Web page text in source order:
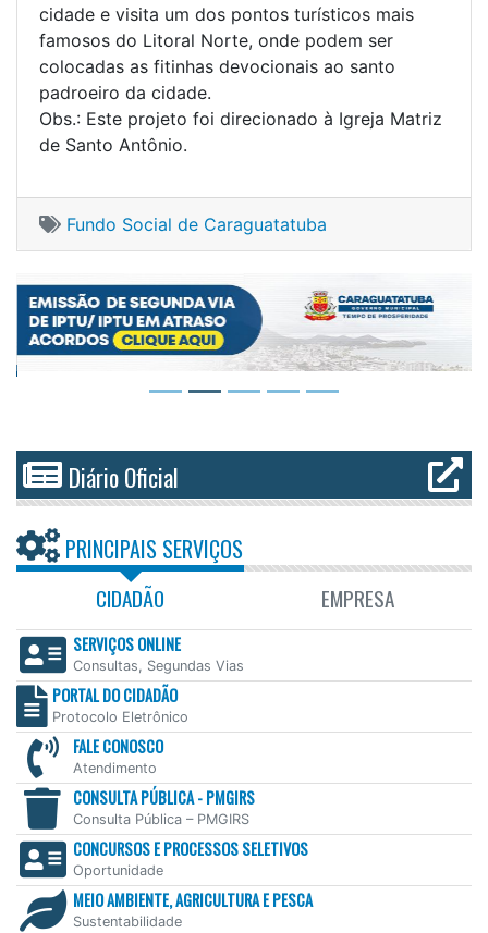
cidade e visita um dos pontos turísticos mais
famosos do Litoral Norte, onde podem ser
colocadas as fitinhas devocionais ao santo
padroeiro da cidade.
Obs.: Este projeto foi direcionado à Igreja Matriz
de Santo Antônio.
Fundo Social de Caraguatatuba
Diário Oficial
PRINCIPAIS SERVIÇOS
CIDADÃO EMPRESA
SERVIÇOS ONLINE
Consultas, Segundas Vias
PORTAL DO CIDADÃO
Protocolo Eletrônico
FALE CONOSCO
Atendimento
CONSULTA PÚBLICA - PMGIRS
Consulta Pública – PMGIRS
CONCURSOS E PROCESSOS SELETIVOS
Oportunidade
MEIO AMBIENTE, AGRICULTURA E PESCA
Sustentabilidade